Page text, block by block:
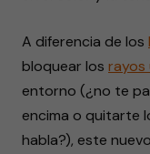
A diferencia de los
bloquear los rayos
entorno (¿no te
encima o quitarte
habla?), este